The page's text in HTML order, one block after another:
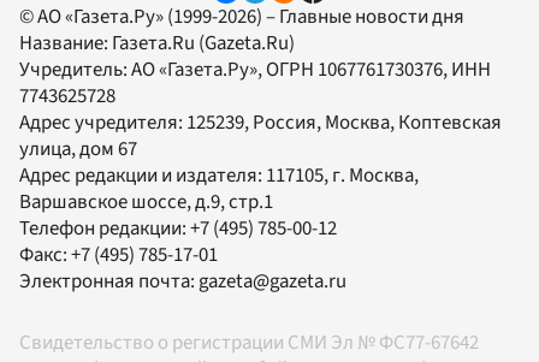
© АО «Газета.Ру» (1999-2026) – Главные новости дня
Название: Газета.Ru (Gazeta.Ru)
Учредитель:АО «Газета.Ру», ОГРН 1067761730376, ИНН
7743625728
Адрес учредителя: 125239, Россия, Москва, Коптевская
улица, дом 67
Адрес редакции и издателя: 117105, г. Москва,
Варшавское шоссе, д.9, стр.1
Телефон редакции:+7 (495) 785-00-12
Факс:+7 (495) 785-17-01
Электронная почта:gazeta@gazeta.ru
Свидетельство о регистрации СМИ Эл № ФС77-67642